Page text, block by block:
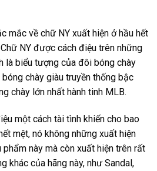
mắc về chữ NY xuất hiện ở hầu hết
NY được cách điệu trên những
là biểu tượng của đôi bóng chày
chày giàu truyền thống bậc
chày lớn nhất hành tinh MLB.
một cách tài tình khiến cho bao
mệt, nó không những xuất hiện
này mà còn xuất hiện trên rất
khác của hãng này, như Sandal,